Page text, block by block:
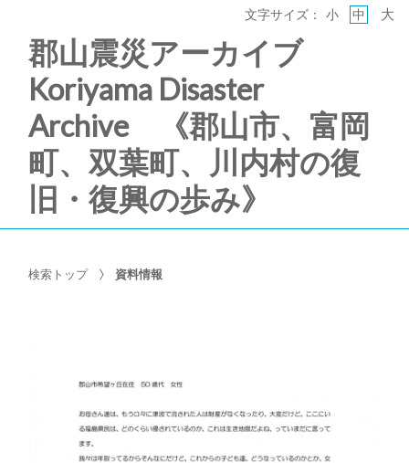
郡山震災アーカイブ
Koriyama Disaster
Archive 《郡山市、富岡
町、双葉町、川内村の復
旧・復興の歩み》
文字サイズ： 小 中 大
検索トップ 資料情報